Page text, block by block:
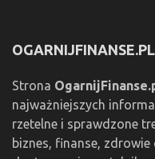
OGARNIJFINANSE.PL
Strona
najważniejszych
rzetelne i sprawdzone
biznes, finanse, zdrowie